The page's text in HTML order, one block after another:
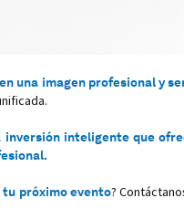
una imagen profesional y
inversión inteligente que
próximo evento?